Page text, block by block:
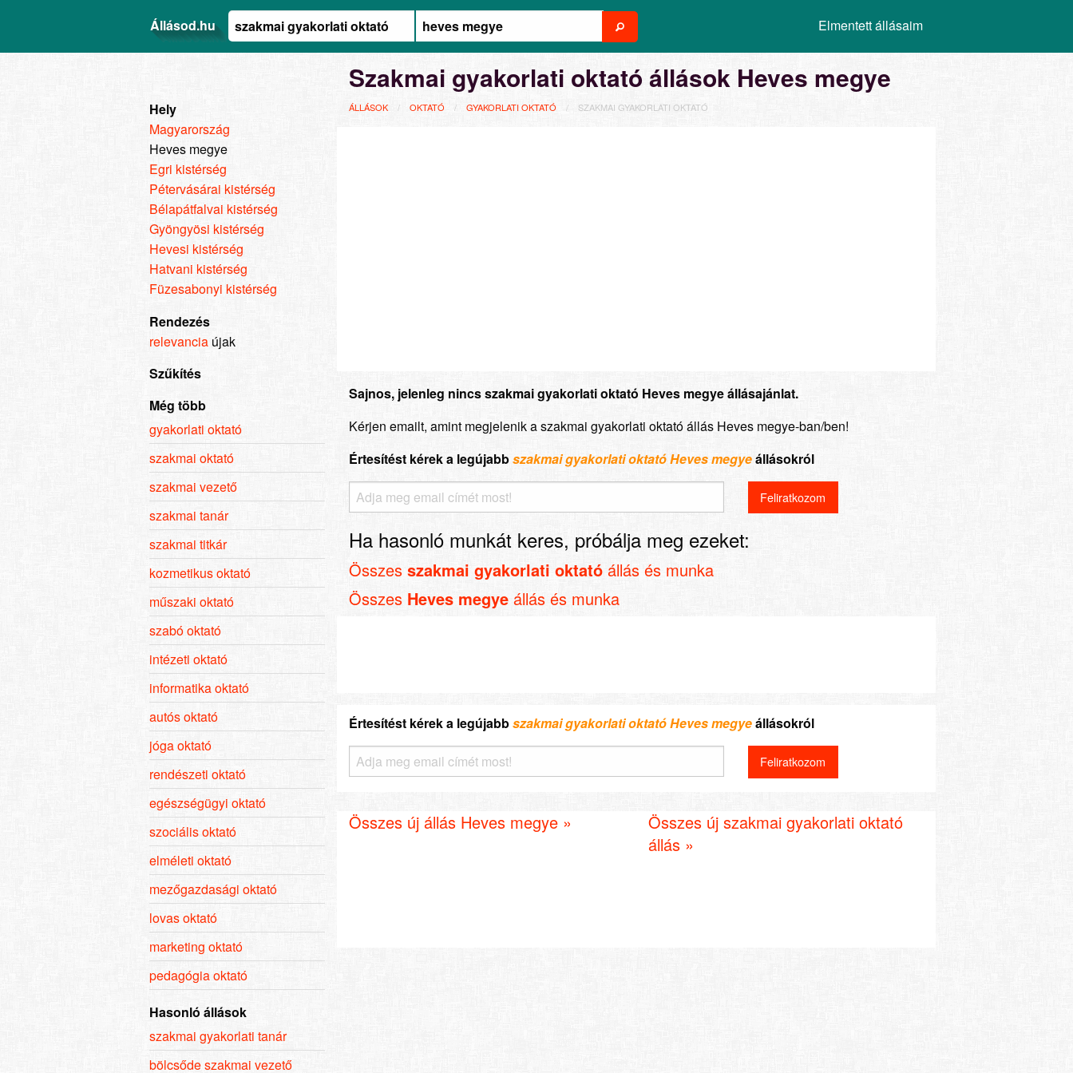
Állásod.hu Elmentett állásaim
Szakmai gyakorlati oktató állások Heves megye
ÁLLÁSOK OKTATÓ GYAKORLATI OKTATÓ SZAKMAI GYAKORLATI OKTATÓ
Sajnos, jelenleg nincs szakmai gyakorlati oktató Heves megye állásajánlat.
Kérjen emailt, amint megjelenik a szakmai gyakorlati oktató állás Heves megye-ban/ben!
Értesítést kérek a legújabbszakmai gyakorlati oktató Heves megyeállásokról
Ha hasonló munkát keres, próbálja meg ezeket:
Összes szakmai gyakorlati oktató állás és munka
Összes Heves megye állás és munka
Értesítést kérek a legújabbszakmai gyakorlati oktató Heves megyeállásokról
Összes új állás Heves megye »
Összes új szakmai gyakorlati oktató
állás »
Hely
Magyarország
Heves megye
Egri kistérség
Pétervásárai kistérség
Bélapátfalvai kistérség
Gyöngyösi kistérség
Hevesi kistérség
Hatvani kistérség
Füzesabonyi kistérség
Rendezés
relevancia újak
Szűkítés
Még több
gyakorlati oktató
szakmai oktató
szakmai vezető
szakmai tanár
szakmai titkár
kozmetikus oktató
műszaki oktató
szabó oktató
intézeti oktató
informatika oktató
autós oktató
jóga oktató
rendészeti oktató
egészségügyi oktató
szociális oktató
elméleti oktató
mezőgazdasági oktató
lovas oktató
marketing oktató
pedagógia oktató
Hasonló állások
szakmai gyakorlati tanár
bölcsőde szakmai vezető